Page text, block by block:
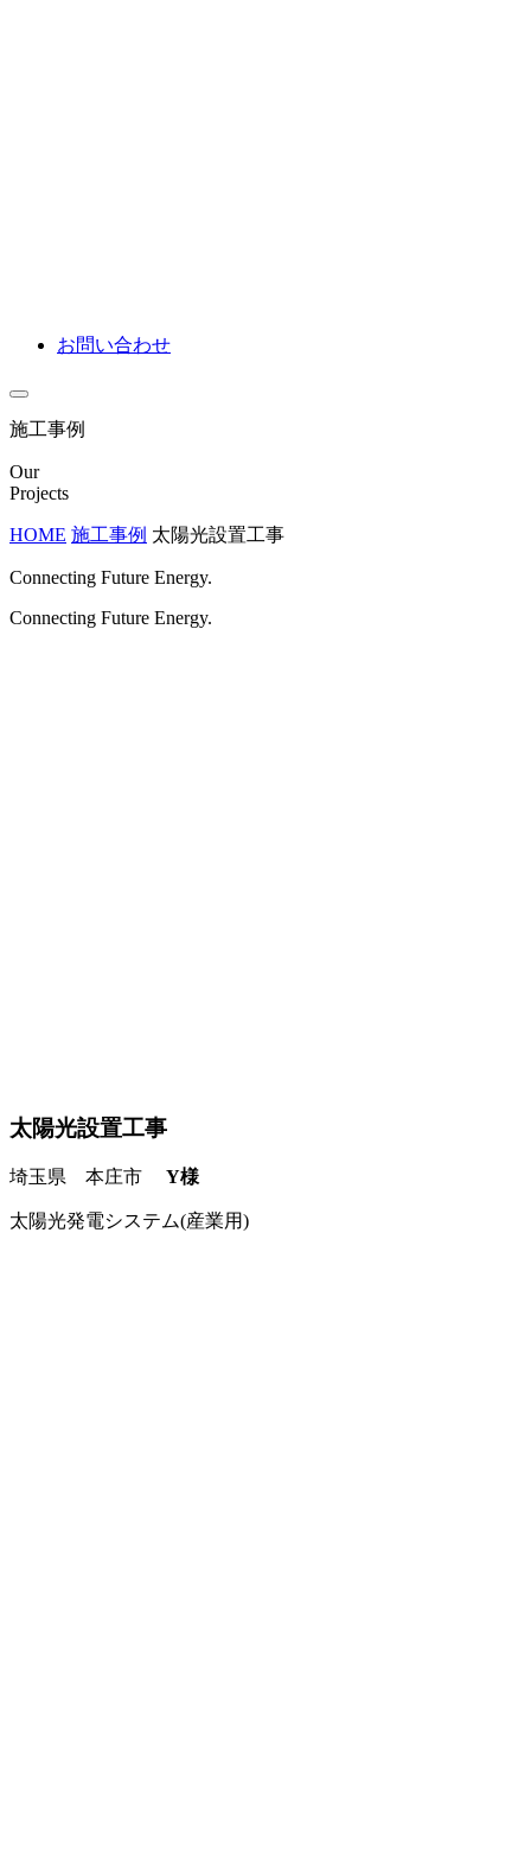
お問い合わせ
施工事例
Our
Projects
HOME 施工事例 太陽光設置工事
Connecting Future Energy.
Connecting Future Energy.
太陽光設置工事
埼玉県 本庄市 Y様
太陽光発電システム(産業用)